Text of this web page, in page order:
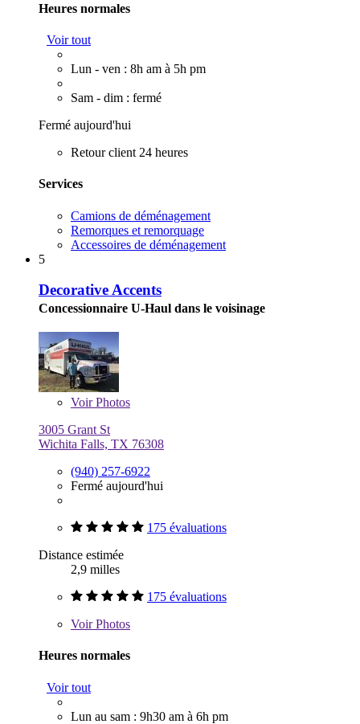
Heures normales
Voir tout
Lun - ven : 8h am à 5h pm
Sam - dim : fermé
Fermé aujourd'hui
Retour client 24 heures
Services
Camions de déménagement
Remorques et remorquage
Accessoires de déménagement
5
Decorative Accents
Concessionnaire U-Haul dans le voisinage
VoirPhotos
3005 Grant St
Wichita Falls, TX 76308
(940) 257-6922
Fermé aujourd'hui
175 évaluations
Distance estimée
2,9 milles
175 évaluations
VoirPhotos
Heures normales
Voir tout
Lun au sam : 9h30 am à 6h pm